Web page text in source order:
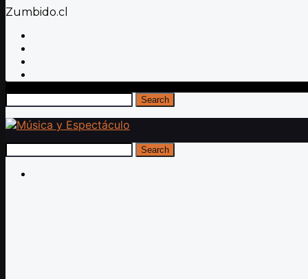
Zumbido.cl
Search
Search